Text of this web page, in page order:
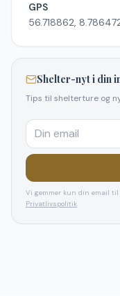
GPS
56.718862,
Shelter-nyt i din
Tips til shelterture og
Vi gemmer kun din email
Privatlivspolitik